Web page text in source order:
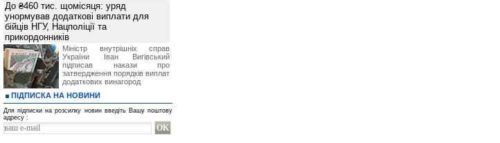
До ₴460 тис. щомісяця: уряд
унормував додаткові виплати для
бійців НГУ, Нацполіції та
прикордонників
Міністр внутрішніх справ
України Іван Вигівський
підписав накази про
затвердження порядків виплат
додаткових винагород
ПІДПИСКА НА НОВИНИ
Для підписки на розсилку новин введіть Вашу поштову
адресу :